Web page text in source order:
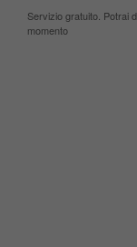
Servizio gratuito. Potrai
momento